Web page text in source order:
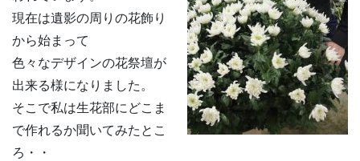
現在は遺影の周りの花飾り
から始まって
色々なデザインの花祭壇が
出来る様になりました。
そこで私は生花部にどこま
で作れるか聞いてみたとこ
ろ・・